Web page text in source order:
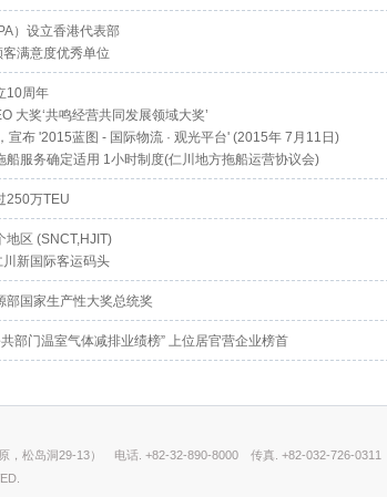
）设立香港代表部
满意度优秀单位
10周年
大奖‘共鸣经营共同发展领域大奖’
宣布 '2015蓝图 - 国际物流 · 观光平台' (2015年 7月11日)
船服务确定适用 1小时制度(仁川地方拖船运营协议会)
250万TEU
地区 (SNCT,HJIT)
新国际客运码头
部国家生产性大奖总统奖
部门温室气体减排业绩榜” 上位居官营企业榜首
，松岛洞29-13） 电话. +82-32-890-8000
传真. +82-032-726-0311